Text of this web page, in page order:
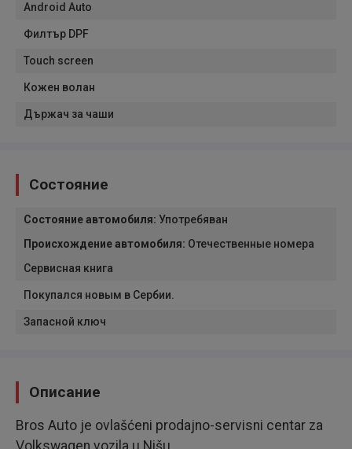
Android Auto
Филтър DPF
Touch screen
Кожен волан
Държач за чаши
Состояние
Состояние автомобиля: Употребяван
Происхождение автомобиля: Отечественные номера
Сервисная книга
Покупался новым в Сербии.
Запасной ключ
Описание
Bros Auto je ovlašćeni prodajno-servisni centar za
Volkswagen vozila u Nišu.